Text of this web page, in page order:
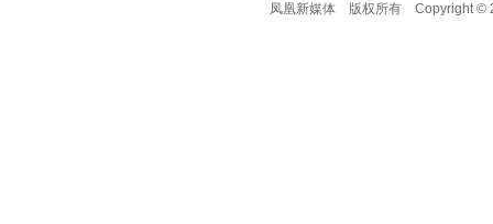
凤凰新媒体
版权所有 Copyright ©